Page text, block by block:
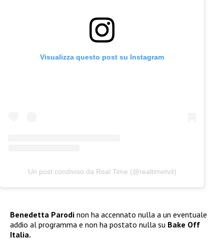
Visualizza questo post su Instagram
Un post condiviso da Real Time (@realtimetvit)
Benedetta Parodi non ha accennato nulla a un eventuale
addio al programma e non ha postato nulla su Bake Off
Italia.